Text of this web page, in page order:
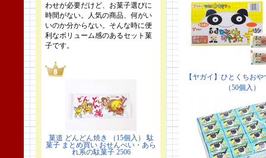
わせが必要だけど、お菓子選びに
時間がない。人気の商品、何がい
いのか分からない。そんな時に便
利なボリューム感のあるセット菓
子です。
菓道 どんどん焼き （15個入） 駄
菓子 まとめ買い おせんべい・あら
れ系の駄菓子 2506